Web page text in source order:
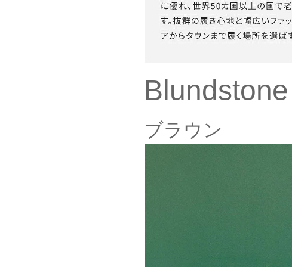
ブラウン